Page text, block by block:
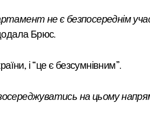
не є безпосереднім
Брюс.
і “це є безсумнівним”.
на цьому